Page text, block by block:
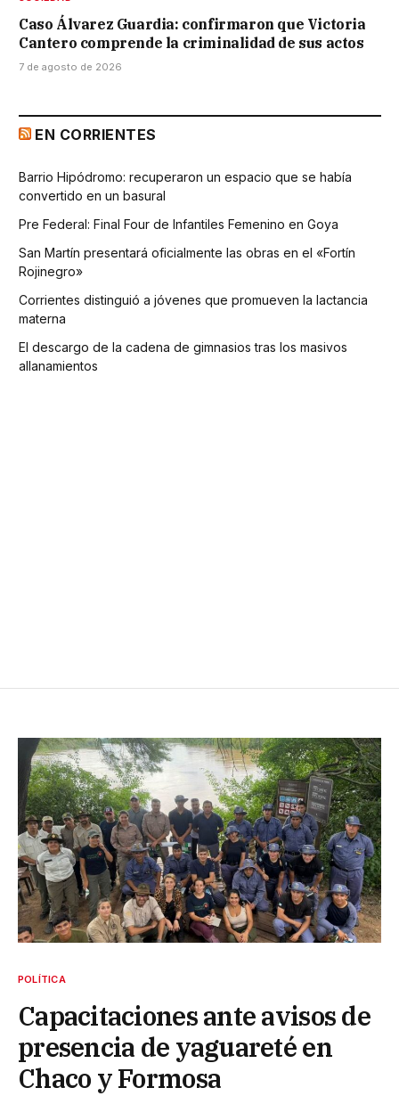
Caso Álvarez Guardia: confirmaron que Victoria
Cantero comprende la criminalidad de sus actos
7 de agosto de 2026
EN CORRIENTES
Barrio Hipódromo: recuperaron un espacio que se había
convertido en un basural
Pre Federal: Final Four de Infantiles Femenino en Goya
San Martín presentará oficialmente las obras en el «Fortín
Rojinegro»
Corrientes distinguió a jóvenes que promueven la lactancia
materna
El descargo de la cadena de gimnasios tras los masivos
allanamientos
POLÍTICA
Capacitaciones ante avisos de
presencia de yaguareté en
Chaco y Formosa